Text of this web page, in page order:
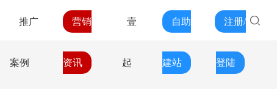
推广
案例
营销
资讯
壹
起
自助
建站
注册/
登陆